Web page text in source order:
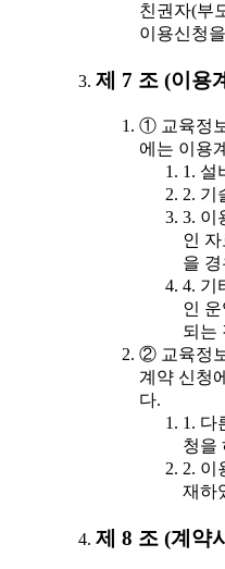
친권자(부
이용신청
제 7 조 (이용
① 교육정
에는 이용
1. 설
2. 기
3. 이
인
을 경
4. 기
인
되는
② 교육정
계약 신청
다.
1. 다
청을
2. 이
재하
제 8 조 (계약